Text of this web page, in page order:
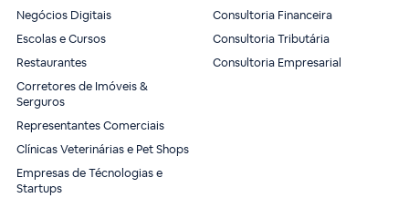
Negócios Digitais
Escolas e Cursos
Restaurantes
Corretores de Imóveis &
Serguros
Representantes Comerciais
Clínicas Veterinárias e Pet Shops
Empresas de Técnologias e
Startups
Consultoria Financeira
Consultoria Tributária
Consultoria Empresarial